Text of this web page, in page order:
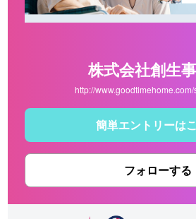
株式会社創生
http://
簡単エントリーは
フォローする